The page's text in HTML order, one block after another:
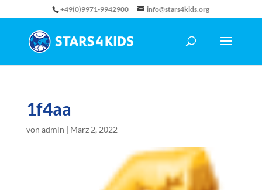
+49(0)9971-9942900 info@stars4kids.org
1f4aa
von admin | März 2, 2022